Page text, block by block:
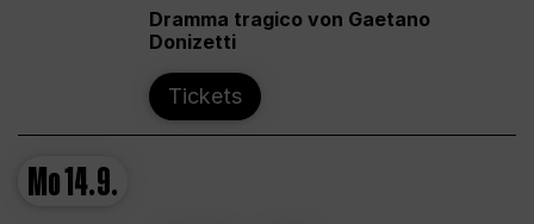
Dramma tragico von Gaetano
Donizetti
Tickets
Mo14.9.